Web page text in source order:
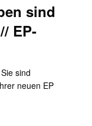
sind
EP-
sind
neuen EP